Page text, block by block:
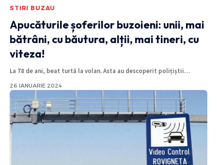
STIRI BUZAU
Apucăturile șoferilor buzoieni: unii, mai
bătrâni, cu băutura, alții, mai tineri, cu
viteza!
La 78 de ani, beat turtă la volan. Asta au descoperit polițiștii…
26 IANUARIE 2024